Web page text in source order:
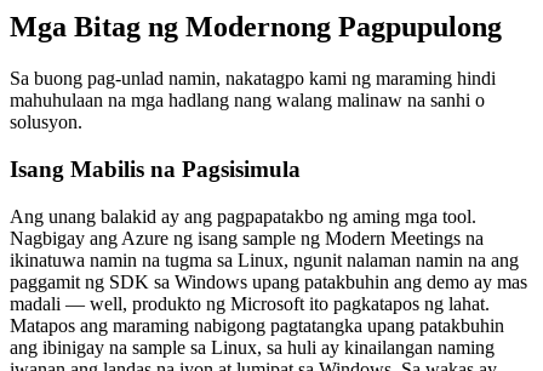
Mga Bitag ng Modernong Pagpupulong
Sa buong pag-unlad namin, nakatagpo kami ng maraming hindi
mahuhulaan na mga hadlang nang walang malinaw na sanhi o
solusyon.
Isang Mabilis na Pagsisimula
Ang unang balakid ay ang pagpapatakbo ng aming mga tool.
Nagbigay ang Azure ng isang sample ng Modern Meetings na
ikinatuwa namin na tugma sa Linux, ngunit nalaman namin na ang
paggamit ng SDK sa Windows upang patakbuhin ang demo ay mas
madali — well, produkto ng Microsoft ito pagkatapos ng lahat.
Matapos ang maraming nabigong pagtatangka upang patakbuhin
ang ibinigay na sample sa Linux, sa huli ay kinailangan naming